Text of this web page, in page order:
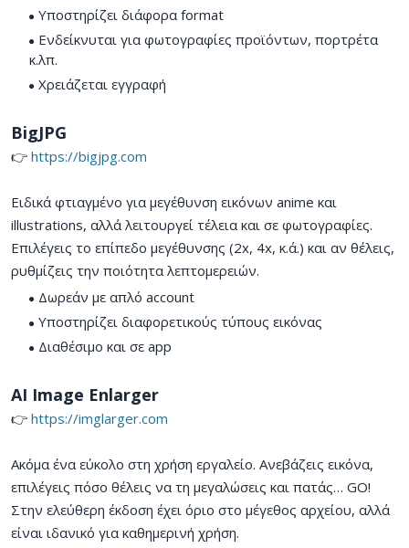
Υποστηρίζει διάφορα format
Ενδείκνυται για φωτογραφίες προϊόντων, πορτρέτα
κ.λπ.
Χρειάζεται εγγραφή
BigJPG
👉 https://bigjpg.com
Ειδικά φτιαγμένο για μεγέθυνση εικόνων anime και
illustrations, αλλά λειτουργεί τέλεια και σε φωτογραφίες.
Επιλέγεις το επίπεδο μεγέθυνσης (2x, 4x, κ.ά.) και αν θέλεις,
ρυθμίζεις την ποιότητα λεπτομερειών.
Δωρεάν με απλό account
Υποστηρίζει διαφορετικούς τύπους εικόνας
Διαθέσιμο και σε app
AI Image Enlarger
👉 https://imglarger.com
Ακόμα ένα εύκολο στη χρήση εργαλείο. Ανεβάζεις εικόνα,
επιλέγεις πόσο θέλεις να τη μεγαλώσεις και πατάς… GO!
Στην ελεύθερη έκδοση έχει όριο στο μέγεθος αρχείου, αλλά
είναι ιδανικό για καθημερινή χρήση.